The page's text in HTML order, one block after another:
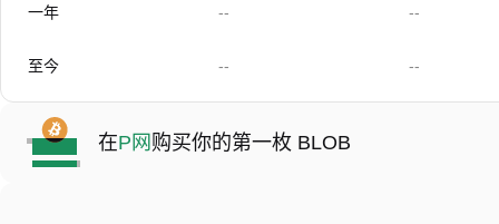
一年 -- --
至今 -- --
在P网 购买你的第一枚 BLOB